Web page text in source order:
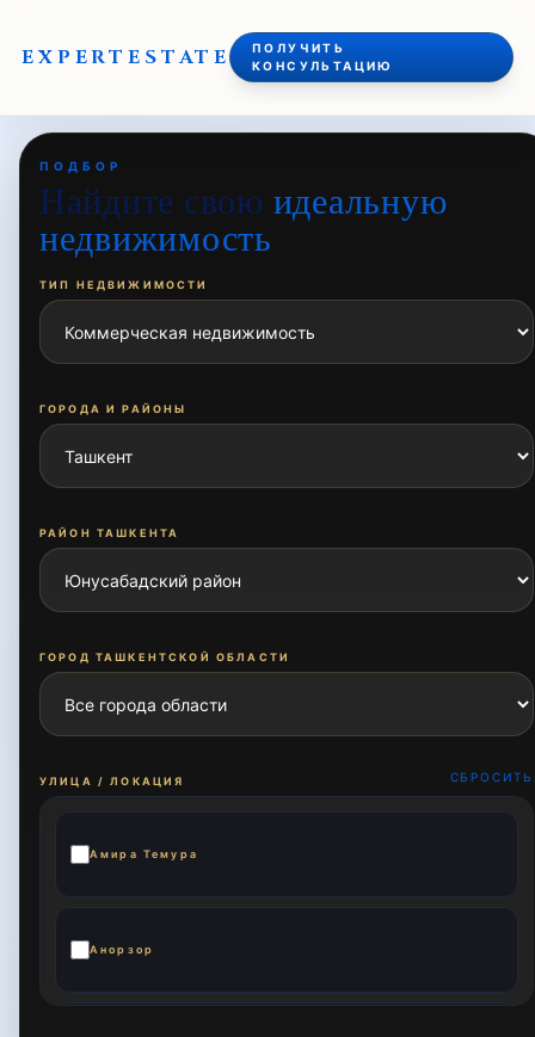
EXPERTESTATE
ПОЛУЧИТЬ
КОНСУЛЬТАЦИЮ
ПОДБОР
Найдите свою идеальную
недвижимость
ТИП НЕДВИЖИМОСТИ
ГОРОДА И РАЙОНЫ
РАЙОН ТАШКЕНТА
ГОРОД ТАШКЕНТСКОЙ ОБЛАСТИ
УЛИЦА / ЛОКАЦИЯ СБРОСИТЬ
Амира Темура
Анорзор